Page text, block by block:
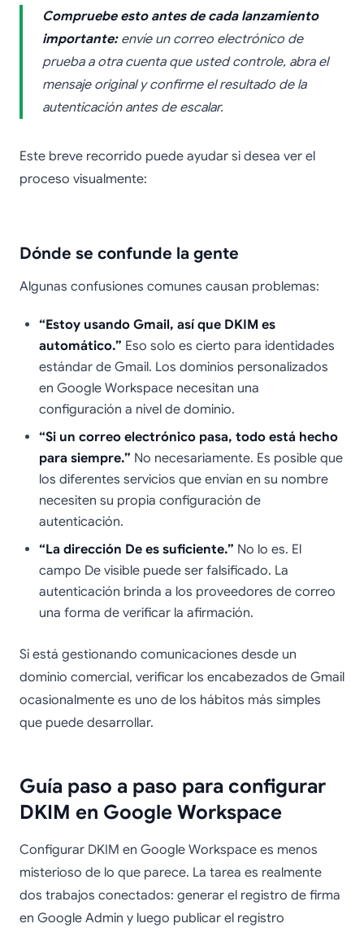
Compruebe esto antes de cada lanzamiento
importante:envíe un correo electrónico de
prueba a otra cuenta que usted controle, abra el
mensaje original y confirme el resultado de la
autenticación antes de escalar.
Este breve recorrido puede ayudar si desea ver el
proceso visualmente:
Dónde se confunde la gente
Algunas confusiones comunes causan problemas:
“Estoy usando Gmail, así que DKIM es
automático.” Eso solo es cierto para identidades
estándar de Gmail. Los dominios personalizados
en Google Workspace necesitan una
configuración a nivel de dominio.
“Si un correo electrónico pasa, todo está hecho
para siempre.” No necesariamente. Es posible que
los diferentes servicios que envían en su nombre
necesiten su propia configuración de
autenticación.
“La dirección De es suficiente.” No lo es. El
campo De visible puede ser falsificado. La
autenticación brinda a los proveedores de correo
una forma de verificar la afirmación.
Si está gestionando comunicaciones desde un
dominio comercial, verificar los encabezados de Gmail
ocasionalmente es uno de los hábitos más simples
que puede desarrollar.
Guía paso a paso para configurar
DKIM en Google Workspace
Configurar DKIM en Google Workspace es menos
misterioso de lo que parece. La tarea es realmente
dos trabajos conectados: generar el registro de firma
en Google Admin y luego publicar el registro